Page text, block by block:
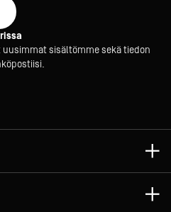
sisältömme sekä tiedon